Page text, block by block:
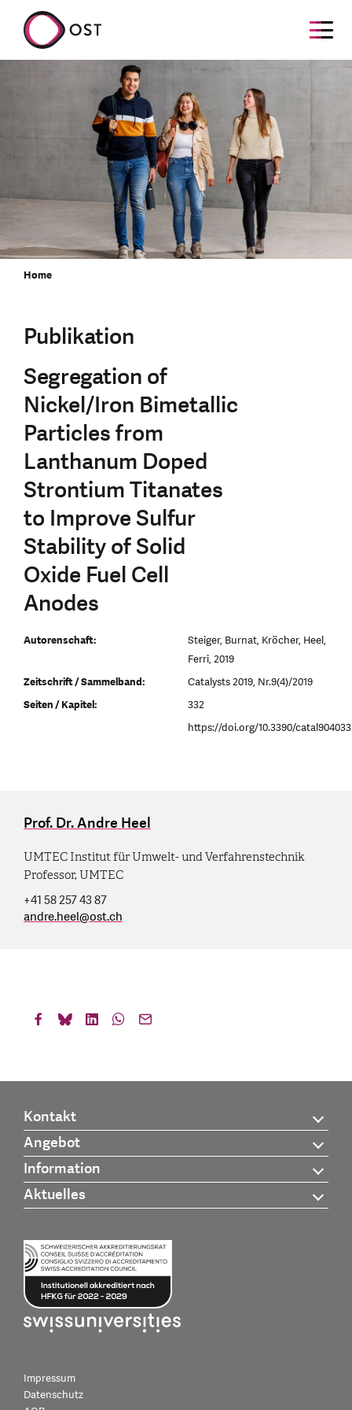
Home
Publikation
Segregation of
Nickel/Iron Bimetallic
Particles from
Lanthanum Doped
Strontium Titanates
to Improve Sulfur
Stability of Solid
Oxide Fuel Cell
Anodes
Autorenschaft:
Steiger, Burnat, Kröcher, Heel,
Ferri, 2019
Zeitschrift / Sammelband:
Catalysts 2019, Nr.9(4)/2019
Seiten / Kapitel:
332
https://doi.org/10.3390/
Prof. Dr. Andre Heel
UMTEC Institut für Umwelt- und Verfahrenstechnik
Professor, UMTEC
+41 58 257 43 87
andre.heel@ost.ch
Kontakt
Angebot
Information
Aktuelles
Impressum
Datenschutz